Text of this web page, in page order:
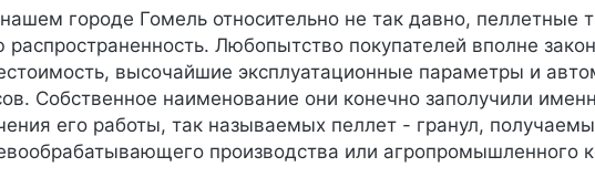
городе Гомель относительно не так давно, пеллетные
Любопытство покупателей вполне
высочайшие эксплуатационные параметры и
Собственное наименование они конечно заполучили
его работы, так называемых пеллет - гранул,
производства или агропромышленного